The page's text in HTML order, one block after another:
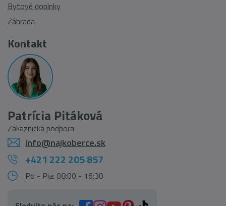
Bytové doplnky
Záhrada
Kontakt
Patrícia Pitáková
Zákaznická podpora
info@najkoberce.sk
+421 222 205 857
Po - Pia: 08:00 - 16:30